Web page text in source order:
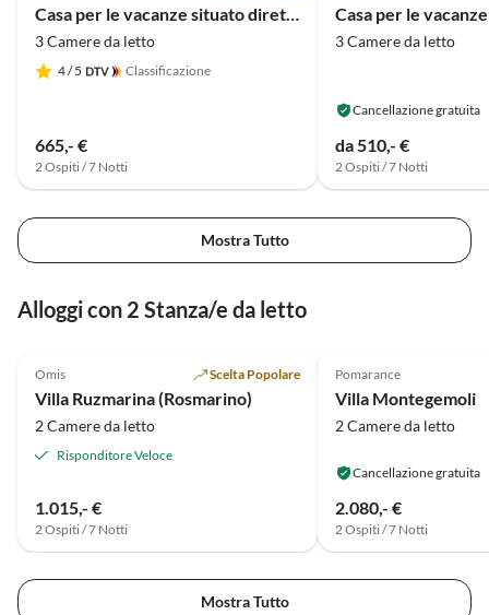
Casa per le vacanze situato direttamente sul lago di Drau
3 Camere da letto
4/ 5 Classificazione
665,- €
2 Ospiti / 7 Notti
Casa per le
3 Camere da letto
Cancellazione gratuita
da 510,- €
2 Ospiti / 7 Notti
Mostra Tutto
Alloggi con 2 Stanza/e da letto
Omis Scelta Popolare
Villa Ruzmarina (Rosmarino)
2 Camere da letto
Risponditore Veloce
1.015,- €
2 Ospiti / 7 Notti
Pomarance
Villa Montegemoli
2 Camere da letto
Cancellazione gratuita
2.080,- €
2 Ospiti / 7 Notti
Mostra Tutto